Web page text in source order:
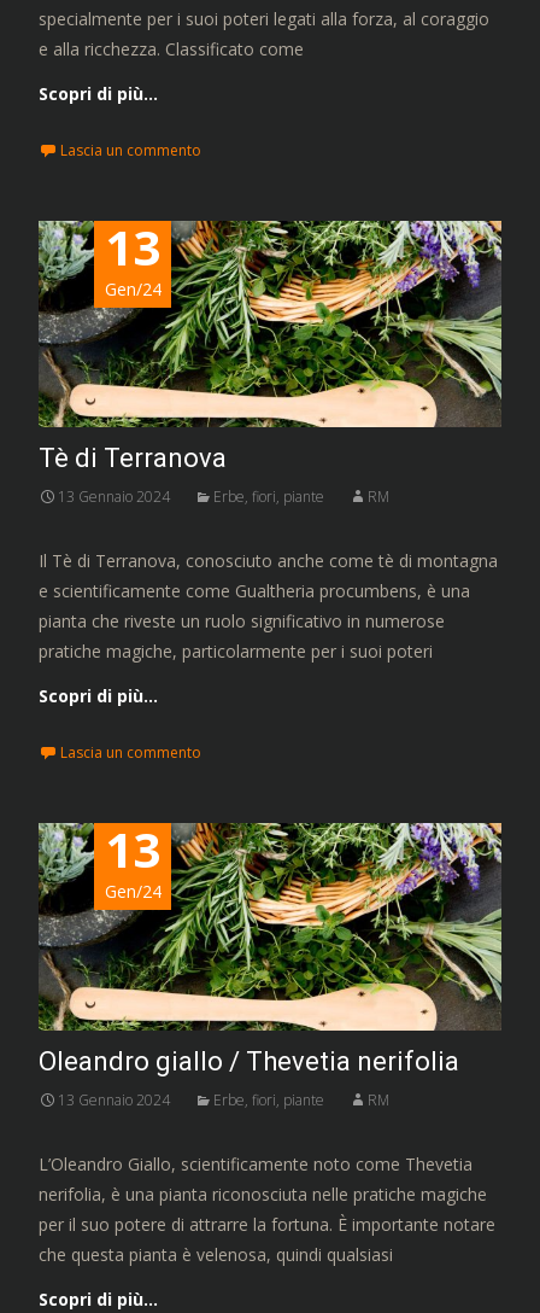
specialmente per i suoi poteri legati alla forza, al coraggio
e alla ricchezza. Classificato come
Scopri di più…
Lascia un commento
13
Gen/24
Tè di Terranova
13 Gennaio 2024 Erbe, fiori, piante RM
Il Tè di Terranova, conosciuto anche come tè di montagna
e scientificamente come Gualtheria procumbens, è una
pianta che riveste un ruolo significativo in numerose
pratiche magiche, particolarmente per i suoi poteri
Scopri di più…
Lascia un commento
13
Gen/24
Oleandro giallo / Thevetia nerifolia
13 Gennaio 2024 Erbe, fiori, piante RM
L’Oleandro Giallo, scientificamente noto come Thevetia
nerifolia, è una pianta riconosciuta nelle pratiche magiche
per il suo potere di attrarre la fortuna. È importante notare
che questa pianta è velenosa, quindi qualsiasi
Scopri di più…